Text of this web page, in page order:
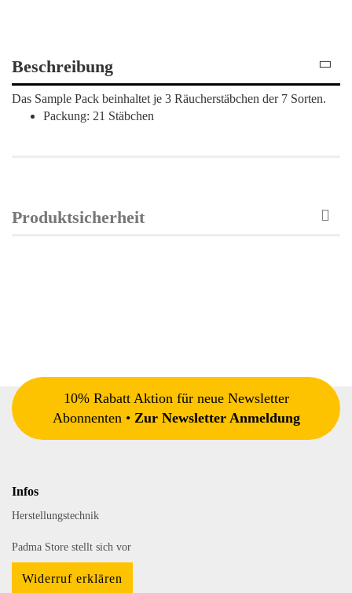
Beschreibung
Das Sample Pack beinhaltet je 3 Räucherstäbchen der 7 Sorten.
Packung: 21 Stäbchen
Produktsicherheit
10% Rabatt Aktion für neue Newsletter
Abonnenten • Zur Newsletter Anmeldung
Infos
Herstellungstechnik
Padma Store stellt sich vor
Widerruf erklären